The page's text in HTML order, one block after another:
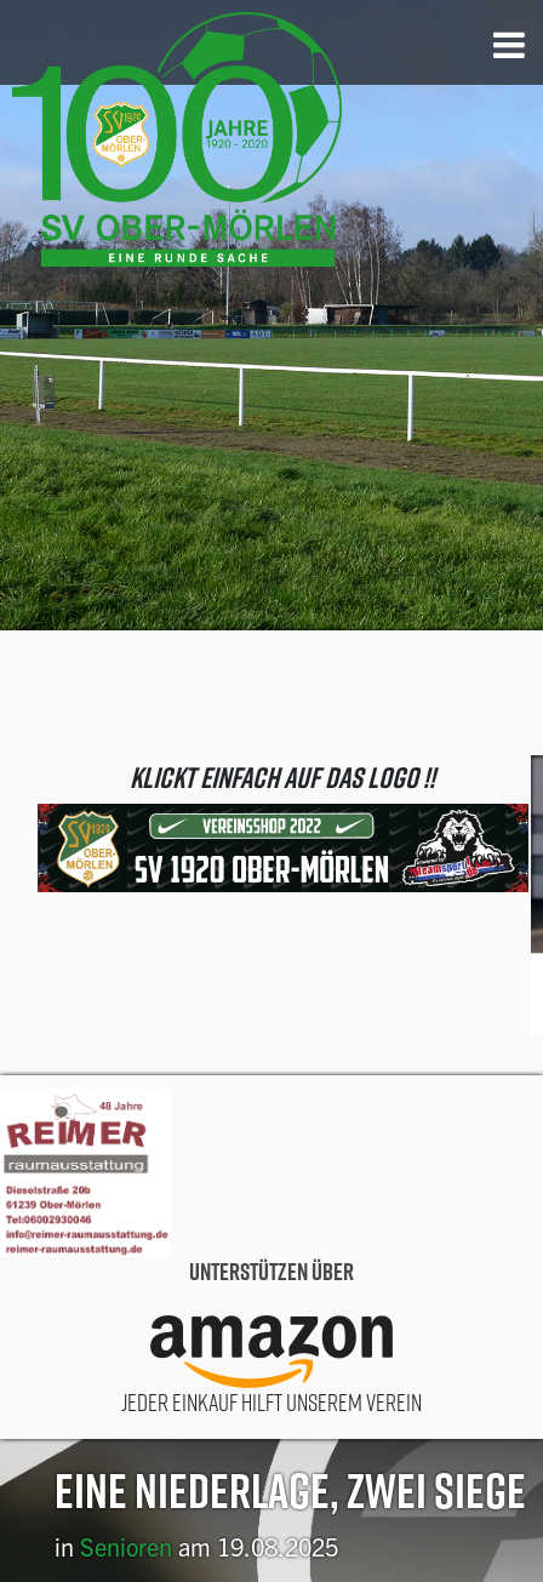
Klickt einfach auf das Logo !!
Unterstützen über
Jeder Einkauf hilft unserem Verein
Eine Niederlage, zwei Siege
in Seniorenam 19.08.2025